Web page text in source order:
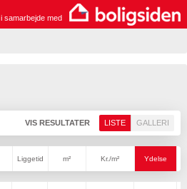
i samarbejde med
VIS RESULTATER LISTE GALLERI
Liggetid m² Kr./m² Ydelse